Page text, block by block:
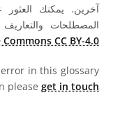
آخرين. يمكنك العثور
المصطلحات
CC BY-4.0
in this glossary
please get in touch